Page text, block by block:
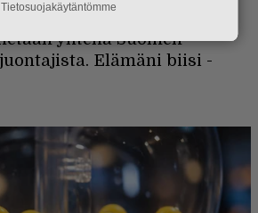
Tietosuojakäytäntömme